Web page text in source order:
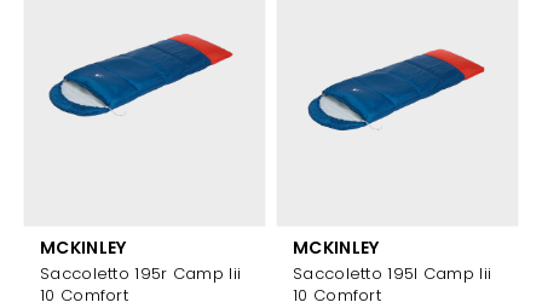
MCKINLEY
Saccoletto 195r Camp Iii
10 Comfort
MCKINLEY
Saccoletto 195l Camp Iii
10 Comfort